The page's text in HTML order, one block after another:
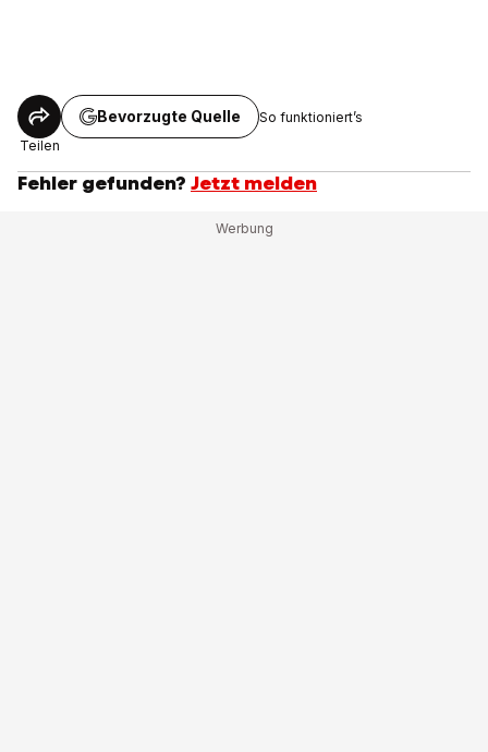
Teilen
Bevorzugte Quelle So funktioniert’s
Fehler gefunden? Jetzt melden